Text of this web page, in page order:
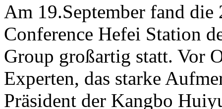
Am 19.September fand
Conference Hefei Station
Group großartig statt. Vor
Experten, das starke
Präsident der Kangbo